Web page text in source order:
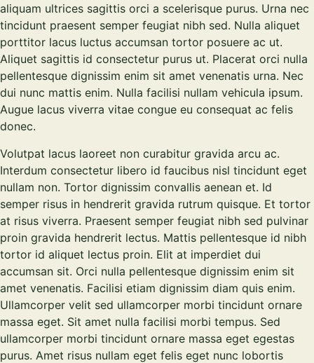
aliquam ultrices sagittis orci a scelerisque purus. Urna nec
tincidunt praesent semper feugiat nibh sed. Nulla aliquet
porttitor lacus luctus accumsan tortor posuere ac ut.
Aliquet sagittis id consectetur purus ut. Placerat orci nulla
pellentesque dignissim enim sit amet venenatis urna. Nec
dui nunc mattis enim. Nulla facilisi nullam vehicula ipsum.
Augue lacus viverra vitae congue eu consequat ac felis
donec.
Volutpat lacus laoreet non curabitur gravida arcu ac.
Interdum consectetur libero id faucibus nisl tincidunt eget
nullam non. Tortor dignissim convallis aenean et. Id
semper risus in hendrerit gravida rutrum quisque. Et tortor
at risus viverra. Praesent semper feugiat nibh sed pulvinar
proin gravida hendrerit lectus. Mattis pellentesque id nibh
tortor id aliquet lectus proin. Elit at imperdiet dui
accumsan sit. Orci nulla pellentesque dignissim enim sit
amet venenatis. Facilisi etiam dignissim diam quis enim.
Ullamcorper velit sed ullamcorper morbi tincidunt ornare
massa eget. Sit amet nulla facilisi morbi tempus. Sed
ullamcorper morbi tincidunt ornare massa eget egestas
purus. Amet risus nullam eget felis eget nunc lobortis